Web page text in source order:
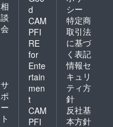
相
談
会
サ
ポ
ー
ト
d
CAM
PFI
RE
for
Ente
rtain
men
t
CAM
PFI
シー
特定商
取引法
に基づ
く表記
情報セ
キュリ
ティ方
針
反社基
本方針